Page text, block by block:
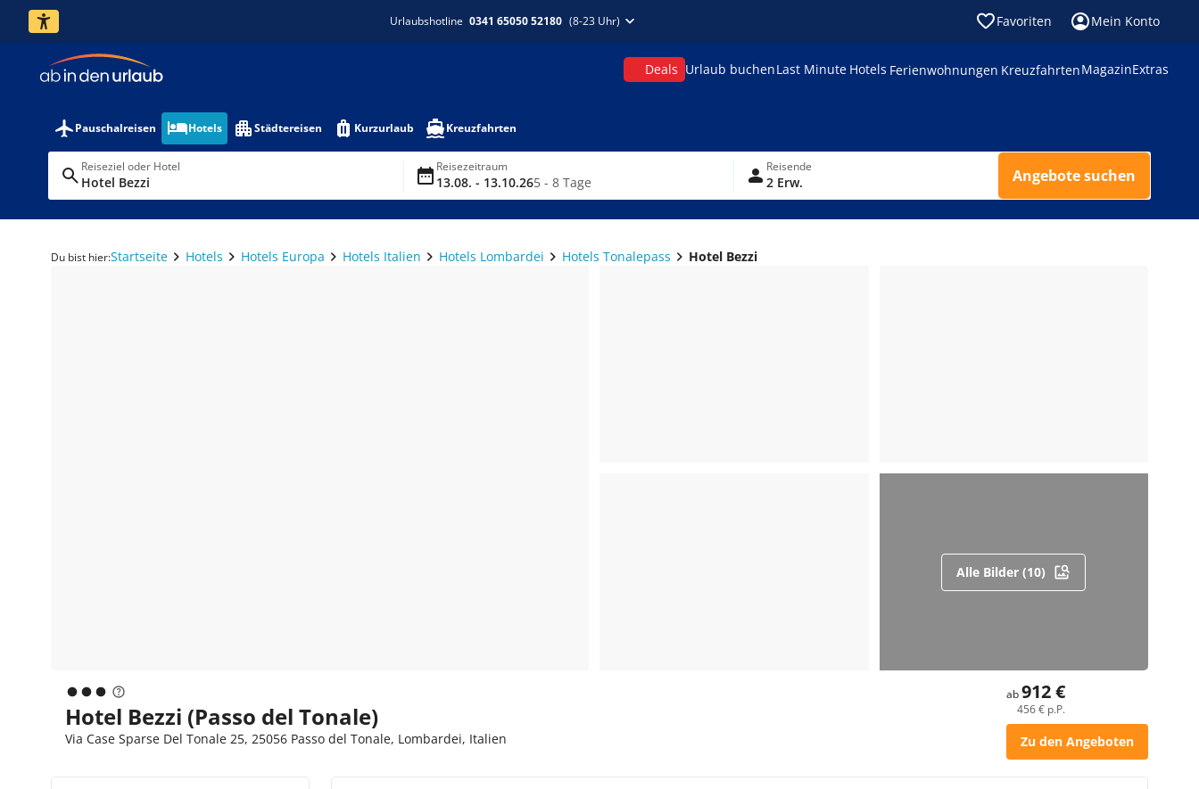
Urlaubshotline 0341 65050 52180 (8-23 Uhr) Favoriten Mein Konto
Deals Urlaub buchenLast Minute Hotels Ferienwohnungen KreuzfahrtenMagazinExtras
Pauschalreisen Hotels Städtereisen Kurzurlaub Kreuzfahrten
Reiseziel oder Hotel
Hotel Bezzi
Reisezeitraum
13.08. - 13.10.265 - 8 Tage
Reisende
2 Erw. Angebote suchen
Du bist hier:Startseite Hotels Hotels Europa Hotels Italien Hotels Lombardei Hotels Tonalepass Hotel Bezzi
Alle Bilder (10)
Hotel Bezzi (Passo del Tonale)
Via Case Sparse Del Tonale 25, 25056 Passo del Tonale, Lombardei, Italien
ab912 €
456 € p.P.
Zu den Angeboten